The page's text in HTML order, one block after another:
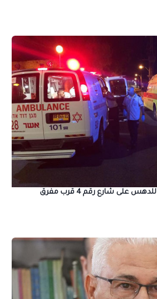
مروع… مصرع رجل إثر تعرضه للدهس على شارع رقم 4 قرب مفرق